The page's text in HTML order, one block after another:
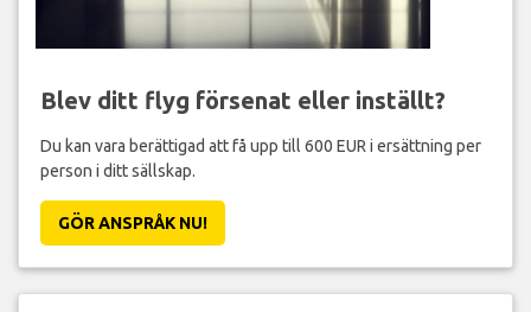
Blev ditt flyg försenat eller inställt?
Du kan vara berättigad att få upp till 600 EUR i ersättning per
person i ditt sällskap.
GÖR ANSPRÅK NU!